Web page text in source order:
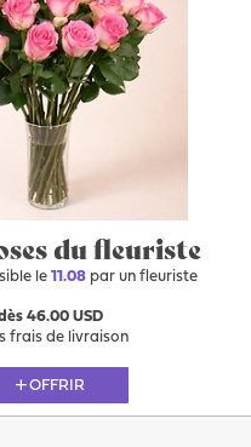
du fleuriste
le11.08 par un fleuriste
46.00 USD
frais de livraison
OFFRIR